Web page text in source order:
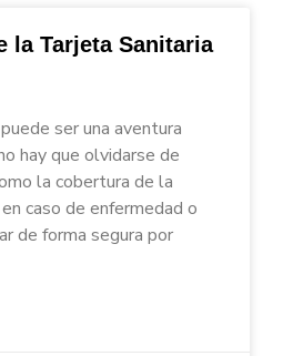
la Tarjeta Sanitaria
ser una aventura
hay que olvidarse de
la cobertura de la
caso de enfermedad o
de forma segura por